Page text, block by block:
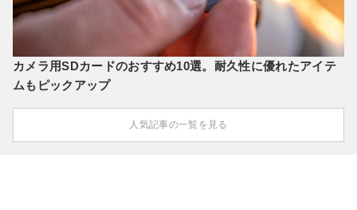
カメラ用SDカードのおすすめ10選。耐久性に優れたアイテ
ムもピックアップ
人気記事の一覧を見る